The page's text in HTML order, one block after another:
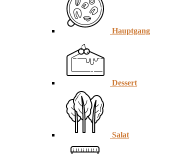
Hauptgang
Dessert
Salat